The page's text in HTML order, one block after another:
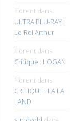
Florentdans
ULTRA BLU-RAY :
Le Roi Arthur
Florentdans
Critique : LOGAN
Florentdans
CRITIQUE : LA LA
LAND